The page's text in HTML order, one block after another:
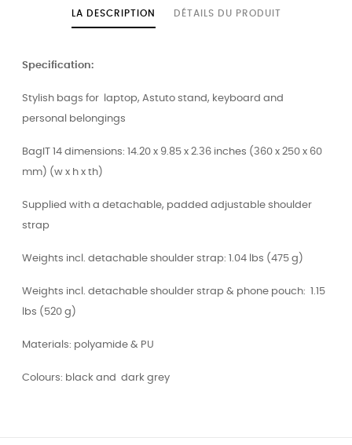
LA DESCRIPTION DÉTAILS DU PRODUIT
Specification:
Stylish bags for laptop, Astuto stand, keyboard and
personal belongings
BagIT 14 dimensions: 14.20 x 9.85 x 2.36 inches (360 x 250 x 60
mm) (w x h x th)
Supplied with a detachable, padded adjustable shoulder
strap
Weights incl. detachable shoulder strap: 1.04 lbs (475 g)
Weights incl. detachable shoulder strap & phone pouch: 1.15
lbs (520 g)
Materials: polyamide & PU
Colours: black and dark grey